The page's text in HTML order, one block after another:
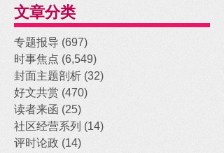
文章分类
专题报导 (697)
时事焦点 (6,549)
封面主题剖析 (32)
好文共赏 (470)
读者来函 (25)
社区经营系列 (14)
评时论政 (14)